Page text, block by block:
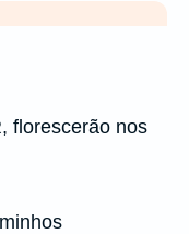
florescerão nos